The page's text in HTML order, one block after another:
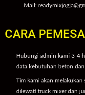
Mail:
CARA
Hubungi admin kami 3-4
data kebutuhan beton
Tim kami akan melakukan
dilewati truck mixer dan